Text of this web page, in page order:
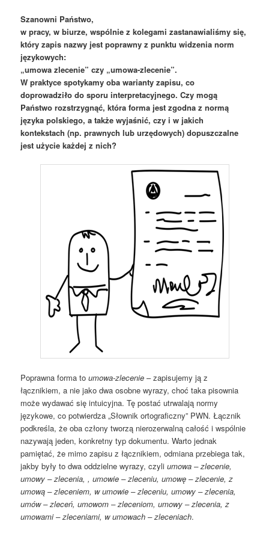
Szanowni Państwo,
w pracy, w biurze, wspólnie z kolegami zastanawialiśmy się,
który zapis nazwy jest poprawny z punktu widzenia norm
językowych:
„umowa zlecenie” czy „umowa-zlecenie”.
W praktyce spotykamy oba warianty zapisu, co
doprowadziło do sporu interpretacyjnego. Czy mogą
Państwo rozstrzygnąć, która forma jest zgodna z normą
języka polskiego, a także wyjaśnić, czy i w jakich
kontekstach (np. prawnych lub urzędowych) dopuszczalne
jest użycie każdej z nich?
Poprawna forma toumowa-zlecenie – zapisujemy ją z
łącznikiem, a nie jako dwa osobne wyrazy, choć taka pisownia
może wydawać się intuicyjna. Tę postać utrwalają normy
językowe, co potwierdza „Słownik ortograficzny” PWN. Łącznik
podkreśla, że oba człony tworzą nierozerwalną całość i wspólnie
nazywają jeden, konkretny typ dokumentu. Warto jednak
pamiętać, że mimo zapisu z łącznikiem, odmiana przebiega tak,
jakby były to dwa oddzielne wyrazy, czyliumowa – zlecenie,
umowy – zlecenia, , umowie – zleceniu, umowę – zlecenie, z
umową – zleceniem, w umowie – zleceniu, umowy – zlecenia,
umów – zleceń, umowom – zleceniom, umowy – zlecenia, z
umowami – zleceniami, w umowach – zleceniach.